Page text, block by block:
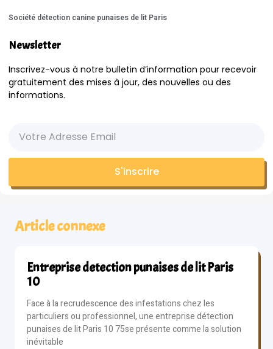
Société détection canine punaises de lit Paris
Newsletter
Inscrivez-vous à notre bulletin d’information pour recevoir
gratuitement des mises à jour, des nouvelles ou des
informations.
S'inscrire
Article connexe
Entreprise detection punaises de lit Paris
10
Face à la recrudescence des infestations chez les
particuliers ou professionnel, une entreprise détection
punaises de lit Paris 10 75se présente comme la solution
inévitable